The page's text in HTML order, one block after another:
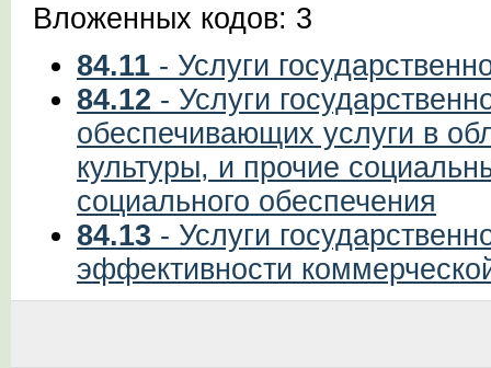
Вложенных кодов: 3
84.11 - Услуги
84.12 - Услуги
обеспечивающих услуги в
культуры, и прочие
социального обеспечения
84.13 - Услуги
эффективности